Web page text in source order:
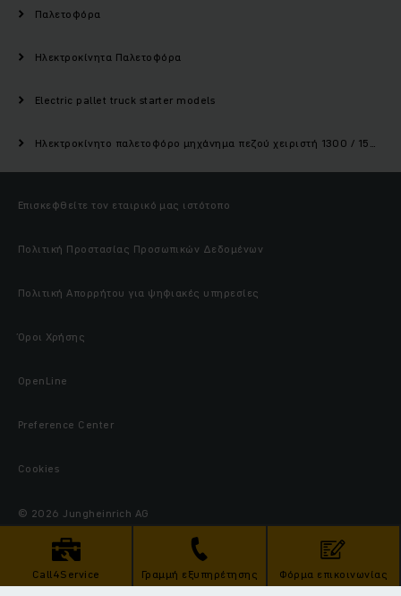
Call4Service Γραμμή εξυπηρέτησης Φόρμα επικοινωνίας
Παλετοφόρα
Ηλεκτροκίνητα Παλετοφόρα
Electric pallet truck starter models
Ηλεκτροκίνητο παλετοφόρο μηχάνημα πεζού χειριστή 1300 / 1500 kg
Επισκεφθείτε τον εταιρικό μας ιστότοπο
Πολιτική Προστασίας Προσωπικών Δεδομένων
Πολιτική Απορρήτου για ψηφιακές υπηρεσίες
Όροι Χρήσης
OpenLine
Preference Center
Cookies
© 2026 Jungheinrich AG